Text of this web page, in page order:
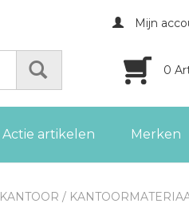
Mijn
0
Actie artikelen Merken
KANTOOR /